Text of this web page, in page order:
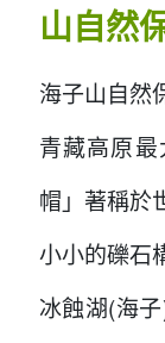
山自然
海子山自然
青藏高原
帽」著稱於
小小的礫石
冰蝕湖(海